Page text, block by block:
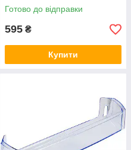
Готово до відправки
595 ₴
Купити